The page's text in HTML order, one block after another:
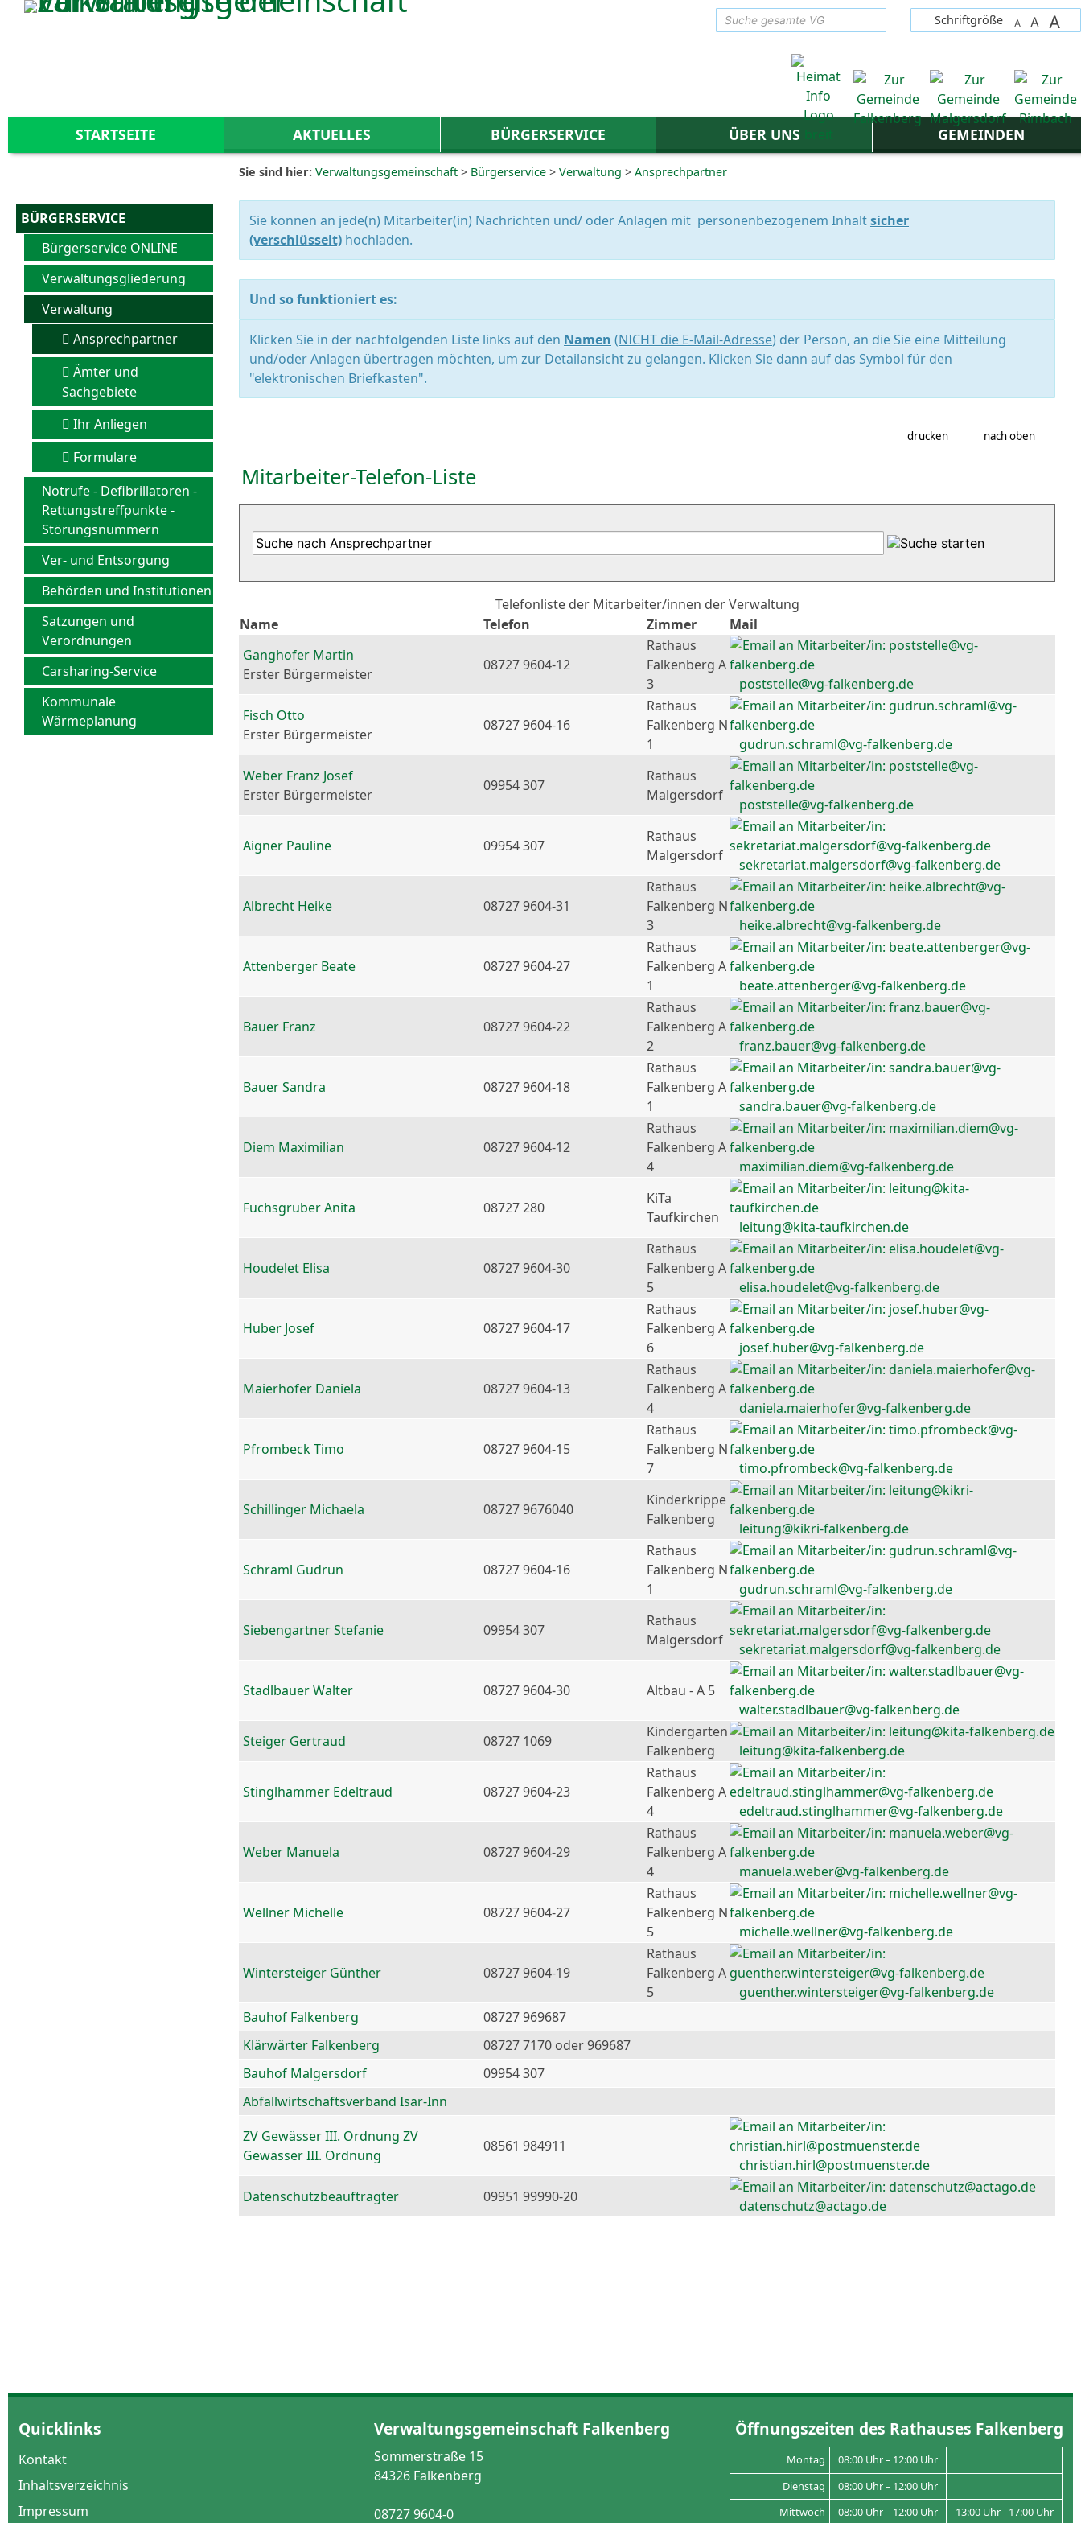
Zum Inhalt,zur Navigationoderzur Startseitespringen.
Schriftgröße A A A
STARTSEITE AKTUELLES BÜRGERSERVICE ÜBER UNS GEMEINDEN
BÜRGERSERVICE
Bürgerservice ONLINE
Verwaltungsgliederung
Verwaltung
Ansprechpartner
Ämter und
Sachgebiete
Ihr Anliegen
Formulare
Notrufe - Defibrillatoren -
Rettungstreffpunkte -
Störungsnummern
Ver- und Entsorgung
Behörden und Institutionen
Satzungen und
Verordnungen
Carsharing-Service
Kommunale
Wärmeplanung
Sie sind hier: Verwaltungsgemeinschaft > Bürgerservice > Verwaltung > Ansprechpartner
Sie können an jede(n) Mitarbeiter(in) Nachrichten und/ oder Anlagen mit personenbezogenem Inhaltsicher
(verschlüsselt) hochladen.
Und so funktioniert es:
Klicken Sie in der nachfolgenden Liste links auf den Namen (NICHT die E-Mail-Adresse) der Person, an die Sie eine Mitteilung
und/oder Anlagen übertragen möchten, um zur Detailansicht zu gelangen. Klicken Sie dann auf das Symbol für den
"elektronischen Briefkasten".
drucken nach oben
Mitarbeiter-Telefon-Liste
Telefonliste der Mitarbeiter/innen der Verwaltung
Name
Telefon Zimmer
Mail
Ganghofer Martin
Erster Bürgermeister
08727 9604-12
Rathaus
Falkenberg A
3
poststelle@vg-falkenberg.de
Fisch Otto
Erster Bürgermeister
08727 9604-16
Rathaus
Falkenberg N
1
gudrun.schraml@vg-falkenberg.de
Weber Franz Josef
Erster Bürgermeister
09954 307
Rathaus
Malgersdorf
poststelle@vg-falkenberg.de
Aigner Pauline 09954 307
Rathaus
Malgersdorf
sekretariat.malgersdorf@vg-falkenberg.de
Albrecht Heike 08727 9604-31
Rathaus
Falkenberg N
3
heike.albrecht@vg-falkenberg.de
Attenberger Beate 08727 9604-27
Rathaus
Falkenberg A
1
beate.attenberger@vg-falkenberg.de
Bauer Franz 08727 9604-22
Rathaus
Falkenberg A
2
franz.bauer@vg-falkenberg.de
Bauer Sandra 08727 9604-18
Rathaus
Falkenberg A
1
sandra.bauer@vg-falkenberg.de
Diem Maximilian 08727 9604-12
Rathaus
Falkenberg A
4
maximilian.diem@vg-falkenberg.de
Fuchsgruber Anita 08727 280
KiTa
Taufkirchen
leitung@kita-taufkirchen.de
Houdelet Elisa 08727 9604-30
Rathaus
Falkenberg A
5
elisa.houdelet@vg-falkenberg.de
Huber Josef 08727 9604-17
Rathaus
Falkenberg A
6
josef.huber@vg-falkenberg.de
Maierhofer Daniela 08727 9604-13
Rathaus
Falkenberg A
4
daniela.maierhofer@vg-falkenberg.de
Pfrombeck Timo 08727 9604-15
Rathaus
Falkenberg N
7
timo.pfrombeck@vg-falkenberg.de
Schillinger Michaela 08727 9676040
Kinderkrippe
Falkenberg
leitung@kikri-falkenberg.de
Schraml Gudrun 08727 9604-16
Rathaus
Falkenberg N
1
gudrun.schraml@vg-falkenberg.de
Siebengartner Stefanie 09954 307
Rathaus
Malgersdorf
sekretariat.malgersdorf@vg-falkenberg.de
Stadlbauer Walter 08727 9604-30
Altbau - A 5
walter.stadlbauer@vg-falkenberg.de
Steiger Gertraud
08727 1069
Kindergarten
Falkenberg
leitung@kita-falkenberg.de
Stinglhammer Edeltraud 08727 9604-23
Rathaus
Falkenberg A
4
edeltraud.stinglhammer@vg-falkenberg.de
Weber Manuela 08727 9604-29
Rathaus
Falkenberg A
4
manuela.weber@vg-falkenberg.de
Wellner Michelle 08727 9604-27
Rathaus
Falkenberg N
5
michelle.wellner@vg-falkenberg.de
Wintersteiger Günther 08727 9604-19
Rathaus
Falkenberg A
5
guenther.wintersteiger@vg-falkenberg.de
Bauhof Falkenberg
08727 969687
Klärwärter Falkenberg
08727 7170 oder 969687
Bauhof Malgersdorf
09954 307
Abfallwirtschaftsverband Isar-Inn
ZV Gewässer III. Ordnung ZV
Gewässer III. Ordnung
08561 984911
christian.hirl@postmuenster.de
Datenschutzbeauftragter
09951 99990-20
datenschutz@actago.de
Quicklinks
Kontakt
Inhaltsverzeichnis
Impressum
Verwaltungsgemeinschaft Falkenberg
Sommerstraße 15
84326 Falkenberg
08727 9604-0
Öffnungszeiten des Rathauses Falkenberg
Montag
08:00 Uhr – 12:00 Uhr
Dienstag
08:00 Uhr – 12:00 Uhr
Mittwoch
08:00 Uhr – 12:00 Uhr 13:00 Uhr - 17:00 Uhr